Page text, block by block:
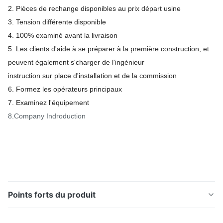
2. Pièces de rechange disponibles au prix départ usine
3. Tension différente disponible
4. 100% examiné avant la livraison
5. Les clients d'aide à se préparer à la première construction, et
peuvent également s'charger de l'ingénieur
instruction sur place d'installation et de la commission
6. Formez les opérateurs principaux
7. Examinez l'équipement
8.Company Indroduction
Points forts du produit